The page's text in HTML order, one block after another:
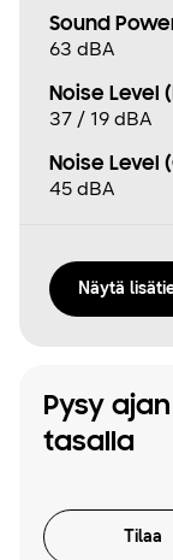
Sound
63 dBA
Noise Level
37 / 19 dBA
Noise Level
45 dBA
Näytä
Pysy ajan
tasalla
Tilaa